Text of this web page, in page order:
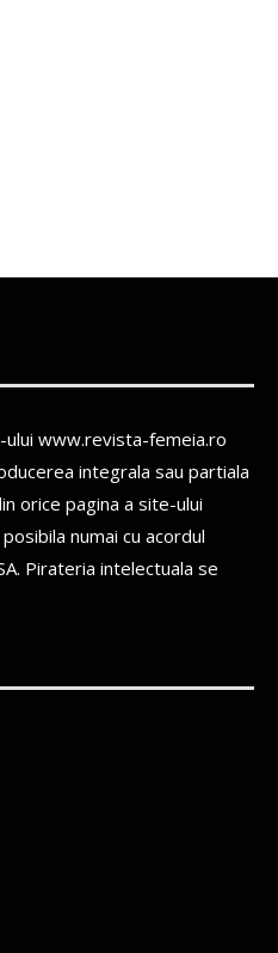
www.revista-femeia.ro
integrala sau partiala
orice pagina a site-ului
numai cu acordul
Pirateria intelectuala se